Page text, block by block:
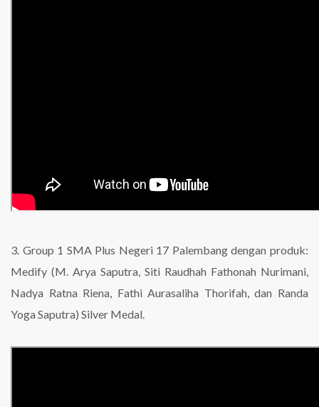
3. Group 1 SMA Plus Negeri 17 Palembang dengan produk:
Medify (M. Arya Saputra, Siti Raudhah Fathonah Nurimani,
Nadya Ratna Riena, Fathi Aurasaliha Thorifah, dan Randa
Yoga Saputra) Silver Medal.